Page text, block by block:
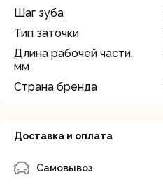
Шаг зуба
Тип заточки
Длина рабочей части,
мм
Страна бренда
Доставка и оплата
Самовывоз